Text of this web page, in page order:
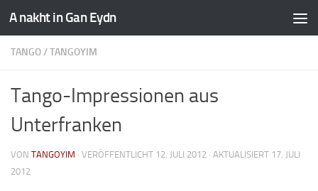
A nakht in Gan Eydn
TANGO/TANGOYIM
Tango-Impressionen aus
Unterfranken
VON TANGOYIM · VERÖFFENTLICHT 12. JULI 2012 · AKTUALISIERT 17. JULI
2012